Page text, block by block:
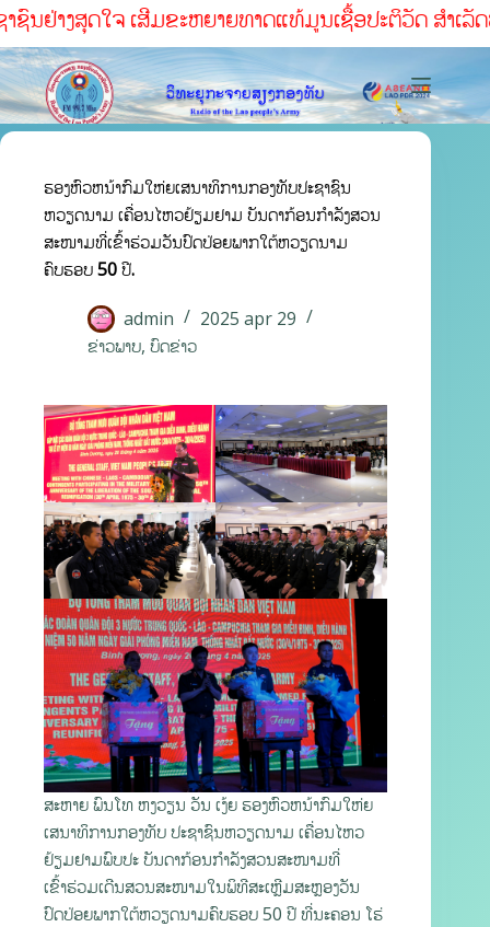
ຢ່າງສຸດໃຈ ເສີມຂະຫຍາຍທາດແທ້ມູນເຊື້ອປະຕິວັດ ສໍາເລັດ
ຮອງຫົວຫນ້າກົມໃຫ່ຍເສນາທິການກອງທັບປະຊາຊົນ
ຫວຽດນາມ ເຄື່ອນໄຫວຢ້ຽມຢາມ ບັນດາກ້ອນກຳລັງສວນ
ສະໜາມທີ່ເຂົ້າຮ່ວມວັນປົດປ່ອຍພາກໃຕ້ຫວຽດນາມ
ຄົບຮອບ 50 ປີ.
admin
2025 apr 29
ຂ່າວພາບ, ບົດຂ່າວ
ສະຫາຍ ພົນໂທ ຫງວຽນ ວັນ ເງ້ຍ ຮອງຫົວຫນ້າກົມໃຫ່ຍ
ເສນາທິການກອງທັບ ປະຊາຊົນຫວຽດນາມ ເຄື່ອນໄຫວ
ຢ້ຽມຢາມພົບປະ ບັນດາກ້ອນກຳລັງສວນສະໜາມທີ່
ເຂົ້າຮ່ວມເດີນສວນສະໜາມໃນພິທີສະເຫຼີມສະຫຼອງວັນ
ປົດປ່ອຍພາກໃຕ້ຫວຽດນາມຄົບຮອບ 50 ປີ ທີ່ນະຄອນ ໂຮ່